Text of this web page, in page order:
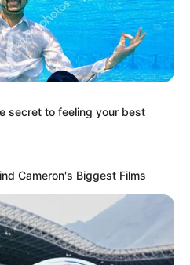
secret to feeling your best
Cameron's Biggest Films